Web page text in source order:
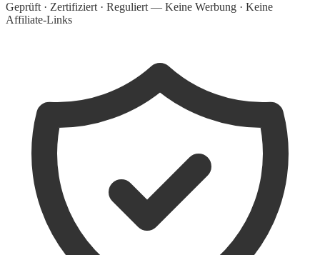
Geprüft · Zertifiziert · Reguliert — Keine Werbung · Keine
Affiliate-Links